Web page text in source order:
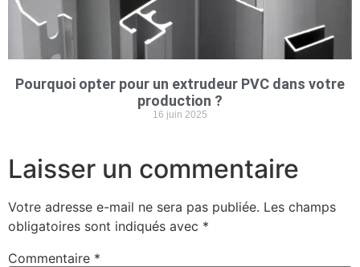
Pourquoi opter pour un extrudeur PVC dans votre
production ?
16 juin 2025
Laisser un commentaire
Votre adresse e-mail ne sera pas publiée. Les champs
obligatoires sont indiqués avec *
Commentaire *